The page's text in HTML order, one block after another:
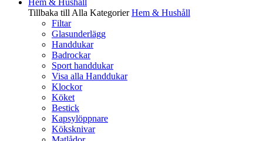
Hem & Hushåll
Tillbaka till Alla Kategorier Hem & Hushåll
Filtar
Glasunderlägg
Handdukar
Badrockar
Sport handdukar
Visa alla Handdukar
Klockor
Köket
Bestick
Kapsylöppnare
Köksknivar